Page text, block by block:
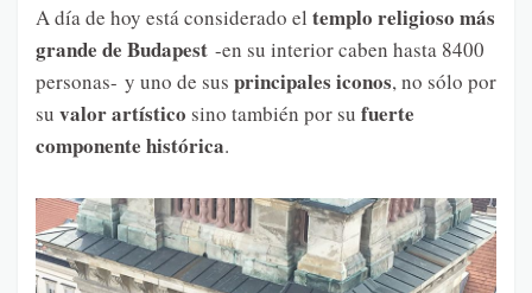
A día de hoy está considerado el templo religioso más
grande de Budapest -en su interior caben hasta 8400
personas- y uno de sus principales iconos, no sólo por
su valor artístico sino también por su fuerte
componente histórica.